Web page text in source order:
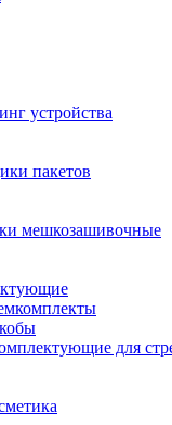
устройства
пакетов
мешкозашивочные
для